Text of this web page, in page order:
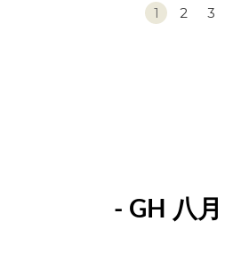
1 2 3
- GH 八月